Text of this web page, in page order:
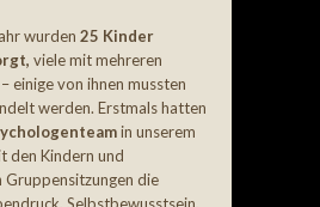
wurden 25 Kinder
viele mit mehreren
einige von ihnen mussten
werden. Erstmals hatten
in unserem
den Kindern und
Gruppensitzungen die